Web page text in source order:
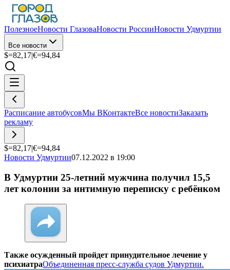
ПолезноеНовости ГлазоваНовости РоссииНовости Удмуртии
Все новости
$=82,17|€=94,84
Расписание автобусовМы ВКонтактеВсе новостиЗаказать
рекламу
$=82,17|€=94,84
Новости Удмуртии07.12.2022 в 19:00
В Удмуртии 25-летний мужчина получил 15,5
лет колонии за интимную переписку с ребёнком
Также осужденный пройдет принудительное лечение у
психиатраОбъединенная пресс-служба судов Удмуртии.